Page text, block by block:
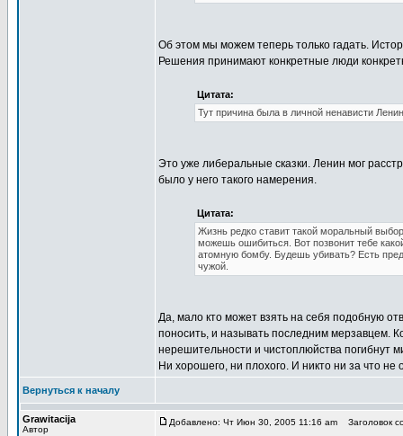
Об этом мы можем теперь только гадать.
Решения принимают конкретные люди
Цитата:
Тут причина была в личной ненависти
Это уже либеральные сказки. Ленин мог
было у него такого намерения.
Цитата:
Жизнь редко ставит такой моральный
можешь ошибиться. Вот позвонит тебе
атомную бомбу. Будешь убивать? Есть
чужой.
Да, мало кто может взять на себя подобную
поносить, и называть последним мерзавцем.
нерешительности и чистоплюйства погибнут
Ни хорошего, ни плохого. И никто ни за что
Вернуться к началу
Grawitacija
Автор
Добавлено: Чт Июн 30, 2005 11:16 am Заголовок